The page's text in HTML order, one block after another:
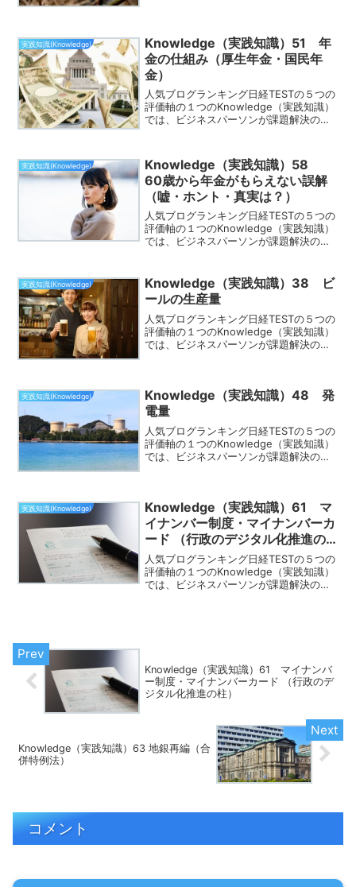
ページでは「農産物...
実践知識(Knowledge)
Knowledge（実践知識）51 年
金の仕組み（厚生年金・国民年
金）
人気ブログランキング日経TESTの５つの
評価軸の１つのKnowledge（実践知識）
では、ビジネスパーソンが課題解決のた
でよく出題されるのが、「年金の仕組み
（厚生年金・...
実践知識(Knowledge)
Knowledge（実践知識）58
60歳から年金がもらえない誤解
（嘘・ホント・真実は？）
人気ブログランキング日経TESTの５つの
評価軸の１つのKnowledge（実践知識）
では、ビジネスパーソンが課題解決のた
でよく出題されるのが、「60歳から年金
がもらえな...
実践知識(Knowledge)
Knowledge（実践知識）38 ビ
ールの生産量
人気ブログランキング日経TESTの５つの
評価軸の１つのKnowledge（実践知識）
では、ビジネスパーソンが課題解決のた
量」です。こ...
実践知識(Knowledge)
Knowledge（実践知識）48 発
電量
人気ブログランキング日経TESTの５つの
評価軸の１つのKnowledge（実践知識）
では、ビジネスパーソンが課題解決のた
す。このページ...
実践知識(Knowledge)
Knowledge（実践知識）61 マ
イナンバー制度・マイナンバーカ
ード （行政のデジタル化推進の
柱）
人気ブログランキング日経TESTの５つの
評価軸の１つのKnowledge（実践知識）
では、ビジネスパーソンが課題解決のた
Knowledge（実践知識）61 マイナンバ
ー制度・マイナンバーカード （行政のデ
ジタル化推進の柱）
Knowledge（実践知識）63 地銀再編（合
併特例法）
コメント